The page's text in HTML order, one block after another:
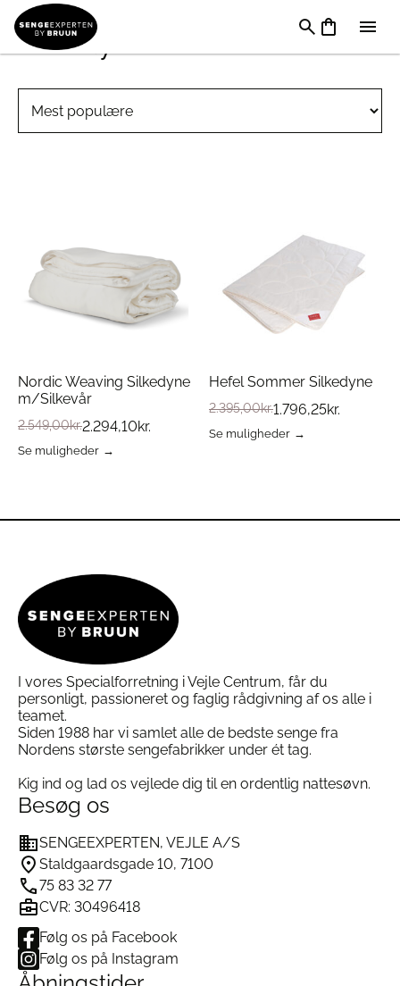
Silkedyner
Nordic Weaving Silkedyne
m/Silkevår
2.549,00kr.2.294,10kr.
Se muligheder
flere
vælges
på
varesiden
Hefel Sommer Silkedyne
2.395,00kr.1.796,25kr.
Se muligheder
varianter.
I vores Specialforretning i Vejle Centrum, får du
personligt, passioneret og faglig rådgivning af os alle i
teamet.
Siden 1988 har vi samlet alle de bedste senge fra
Nordens største sengefabrikker under ét tag.
Kig ind og lad os vejlede dig til en ordentlig nattesøvn.
Besøg os
SENGEEXPERTEN, VEJLE A/S
Staldgaardsgade 10, 7100
75 83 32 77
CVR: 30496418
Følg os på Facebook
Følg os på Instagram